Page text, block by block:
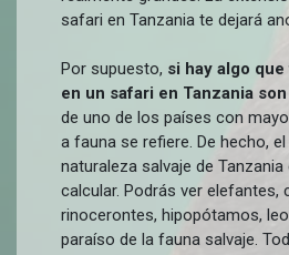
safari en Tanzania te dejará
Por supuesto, si hay algo
en un safari en Tanzania
de uno de los países con
a fauna se refiere. De hecho,
naturaleza salvaje de
calcular. Podrás ver elefantes,
rinocerontes, hipopótamos,
paraíso de la fauna salvaje.